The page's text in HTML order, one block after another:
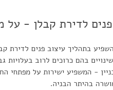
פנים לדירת קבלן -
בתהליך עיצוב פנים לדירת
בהם כרוכים לרוב בעלויות
- המשפיע ישירות על מפתחי
בהיתר הבניה.